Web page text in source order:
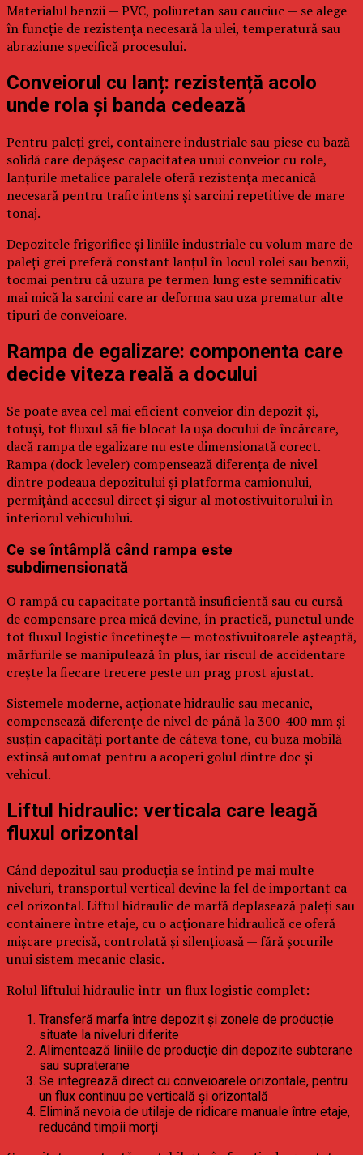
Materialul benzii — PVC, poliuretan sau cauciuc — se alege
în funcție de rezistența necesară la ulei, temperatură sau
abraziune specifică procesului.
Conveiorul cu lanț: rezistență acolo
unde rola și banda cedează
Pentru paleți grei, containere industriale sau piese cu bază
solidă care depășesc capacitatea unui conveior cu role,
lanțurile metalice paralele oferă rezistența mecanică
necesară pentru trafic intens și sarcini repetitive de mare
tonaj.
Depozitele frigorifice și liniile industriale cu volum mare de
paleți grei preferă constant lanțul în locul rolei sau benzii,
tocmai pentru că uzura pe termen lung este semnificativ
mai mică la sarcini care ar deforma sau uza prematur alte
tipuri de conveioare.
Rampa de egalizare: componenta care
decide viteza reală a docului
Se poate avea cel mai eficient conveior din depozit și,
totuși, tot fluxul să fie blocat la ușa docului de încărcare,
dacă rampa de egalizare nu este dimensionată corect.
Rampa (dock leveler) compensează diferența de nivel
dintre podeaua depozitului și platforma camionului,
permițând accesul direct și sigur al motostivuitorului în
interiorul vehiculului.
Ce se întâmplă când rampa este
subdimensionată
O rampă cu capacitate portantă insuficientă sau cu cursă
de compensare prea mică devine, în practică, punctul unde
tot fluxul logistic încetinește — motostivuitoarele așteaptă,
mărfurile se manipulează în plus, iar riscul de accidentare
crește la fiecare trecere peste un prag prost ajustat.
Sistemele moderne, acționate hidraulic sau mecanic,
compensează diferențe de nivel de până la 300-400 mm și
susțin capacități portante de câteva tone, cu buza mobilă
extinsă automat pentru a acoperi golul dintre doc și
vehicul.
Liftul hidraulic: verticala care leagă
fluxul orizontal
Când depozitul sau producția se întind pe mai multe
niveluri, transportul vertical devine la fel de important ca
cel orizontal. Liftul hidraulic de marfă deplasează paleți sau
containere între etaje, cu o acționare hidraulică ce oferă
mișcare precisă, controlată și silențioasă — fără șocurile
unui sistem mecanic clasic.
Rolul liftului hidraulic într-un flux logistic complet:
Transferă marfa între depozit și zonele de producție
situate la niveluri diferite
Alimentează liniile de producție din depozite subterane
sau supraterane
Se integrează direct cu conveioarele orizontale, pentru
un flux continuu pe verticală și orizontală
Elimină nevoia de utilaje de ridicare manuale între etaje,
reducând timpii morți